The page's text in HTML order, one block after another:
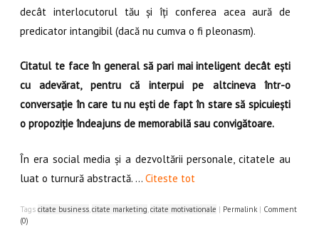
decât interlocutorul tău și îți conferea acea aură de
predicator intangibil (dacă nu cumva o fi pleonasm).
Citatul te face în general să pari mai inteligent decât ești
cu adevărat, pentru că interpui pe altcineva într-o
conversație în care tu nu ești de fapt în stare să spicuiești
o propoziție îndeajuns de memorabilă sau convigătoare.
În era social media și a dezvoltării personale, citatele au
luat o turnură abstractă. … Citeste tot
Tags citate business,citate marketing,citate motivationale | Permalink | Comment
(0)